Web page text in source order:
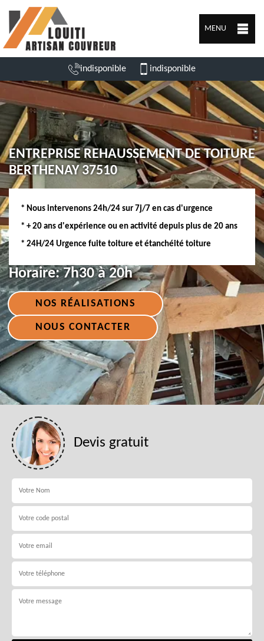
MENU
indisponible indisponible
ENTREPRISE REHAUSSEMENT DE TOITURE
BERTHENAY 37510
* Nous intervenons 24h/24 sur 7j/7 en cas d'urgence
* + 20 ans d'expérience ou en activité depuis plus de 20 ans
* 24H/24 Urgence fuite toiture et étanchéité toiture
Horaire:7h30 à 20h
NOS RÉALISATIONS
NOUS CONTACTER
Devis gratuit